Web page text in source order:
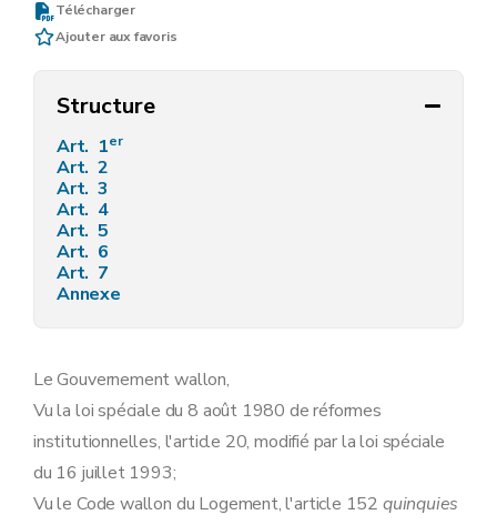
Télécharger
Ajouter aux favoris
Structure
Art. 1er
Art. 2
Art. 3
Art. 4
Art. 5
Art. 6
Art. 7
Annexe
Le Gouvernement wallon,
Vu la loi spéciale du 8 août 1980 de réformes
institutionnelles, l'article 20, modifié par la loi spéciale
du 16 juillet 1993;
Vu le Code wallon du Logement, l'article 152 quinquies